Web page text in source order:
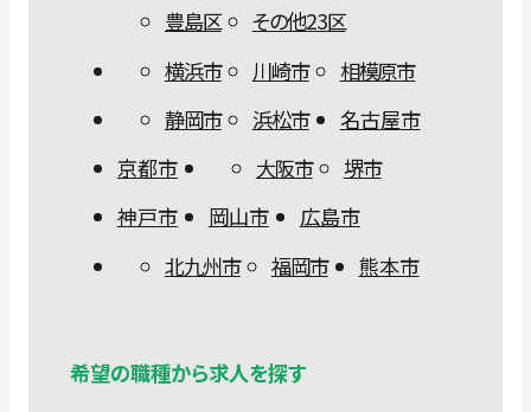
豊島区
その他23区
横浜市
川崎市
相模原市
静岡市
浜松市
名古屋市
京都市
大阪市
堺市
神戸市
岡山市
広島市
北九州市
福岡市 熊本市
希望の職種から求人を探す